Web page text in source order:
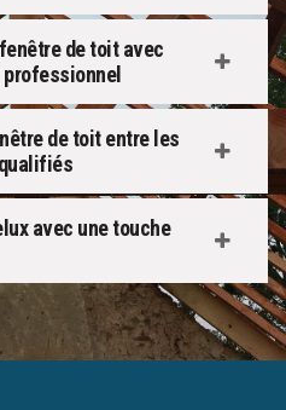
de toit avec
professionnel
de toit entre les
avec une touche